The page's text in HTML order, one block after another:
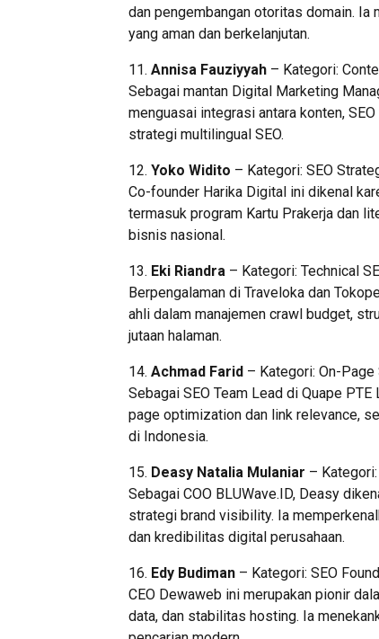
dan pengembangan otoritas domain.
yang aman dan berkelanjutan.
11. Annisa Fauziyyah – Kategori:
Sebagai mantan Digital Marketing
menguasai integrasi antara konten,
strategi multilingual SEO.
12. Yoko Widito – Kategori: SEO
Co-founder Harika Digital ini dikenal
termasuk program Kartu Prakerja dan
bisnis nasional.
13. Eki Riandra – Kategori: Technical
Berpengalaman di Traveloka dan
ahli dalam manajemen crawl budget,
jutaan halaman.
14. Achmad Farid – Kategori: On-Page
Sebagai SEO Team Lead di Quape
page optimization dan link relevance,
di Indonesia.
15. Deasy Natalia Mulaniar –
Sebagai COO BLUWave.ID, Deasy
strategi brand visibility. Ia
dan kredibilitas digital perusahaan.
16. Edy Budiman – Kategori: SEO
CEO Dewaweb ini merupakan pionir
data, dan stabilitas hosting. Ia